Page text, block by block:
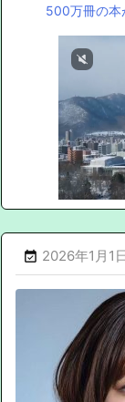
500万冊の本
 2026年1月1